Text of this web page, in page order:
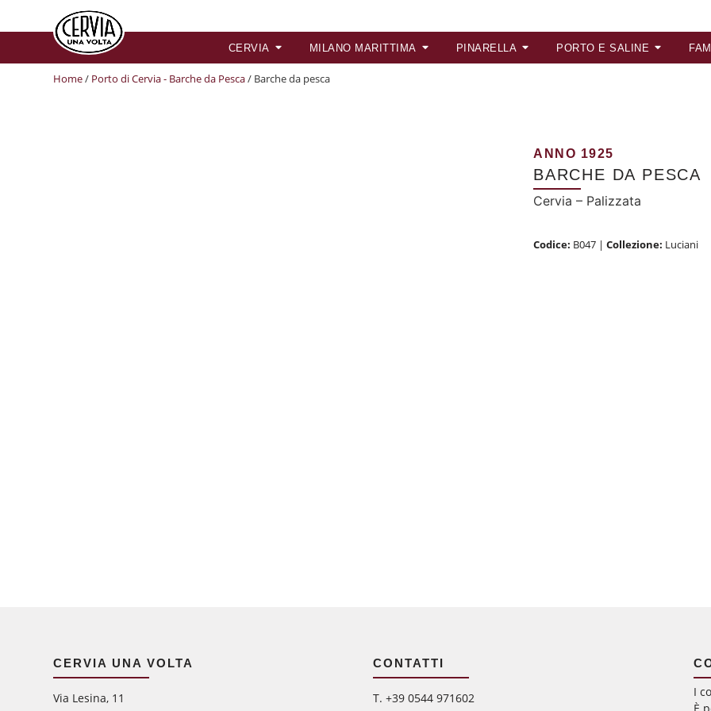
CERVIA MILANO MARITTIMA PINARELLA PORTO E SALINE
Home/ Porto di Cervia - Barche da Pesca/ Barche da pesca
ANNO 1925
BARCHE DA PESCA
Cervia – Palizzata
Codice: B047 | Collezione: Luciani
CERVIA UNA VOLTA
Via Lesina, 11
CONTATTI
‭T. +39 0544 971602
I